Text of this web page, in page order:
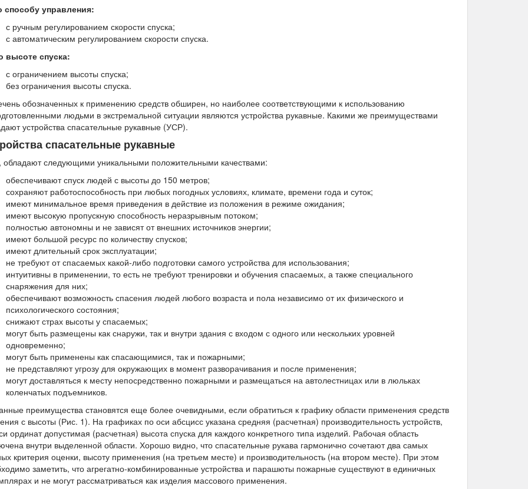
способу управления:
с ручным регулированием скорости спуска;
с автоматическим регулированием скорости спуска.
высоте спуска:
с ограничением высоты спуска;
без ограничения высоты спуска.
обозначенных к применению средств обширен, но наиболее соответствующими к использованию
людьми в экстремальной ситуации являются устройства рукавные. Какими же преимуществами
устройства спасательные рукавные (УСР).
спасательные рукавные
следующими уникальными положительными качествами:
обеспечивают спуск людей с высоты до 150 метров;
сохраняют работоспособность при любых погодных условиях, климате, времени года и суток;
имеют минимальное время приведения в действие из положения в режиме ожидания;
имеют высокую пропускную способность неразрывным потоком;
полностью автономны и не зависят от внешних источников энергии;
имеют большой ресурс по количеству спусков;
имеют длительный срок эксплуатации;
не требуют от спасаемых какой-либо подготовки самого устройства для использования;
интуитивны в применении, то есть не требуют тренировки и обучения спасаемых, а также специального
снаряжения для них;
обеспечивают возможность спасения людей любого возраста и пола независимо от их физического и
психологического состояния;
снижают страх высоты у спасаемых;
могут быть размещены как снаружи, так и внутри здания с входом с одного или нескольких уровней
одновременно;
могут быть применены как спасающимися, так и пожарными;
не представляют угрозу для окружающих в момент разворачивания и после применения;
могут доставляться к месту непосредственно пожарными и размещаться на автолестницах или в люльках
коленчатых подъемников.
преимущества становятся еще более очевидными, если обратиться к графику области применения средств
с высоты (Рис. 1). На графиках по оси абсцисс указана средняя (расчетная) производительность устройств,
ординат допустимая (расчетная) высота спуска для каждого конкретного типа изделий. Рабочая область
внутри выделенной области. Хорошо видно, что спасательные рукава гармонично сочетают два самых
критерия оценки, высоту применения (на третьем месте) и производительность (на втором месте). При этом
заметить, что агрегатно-комбинированные устройства и парашюты пожарные существуют в единичных
и не могут рассматриваться как изделия массового применения.